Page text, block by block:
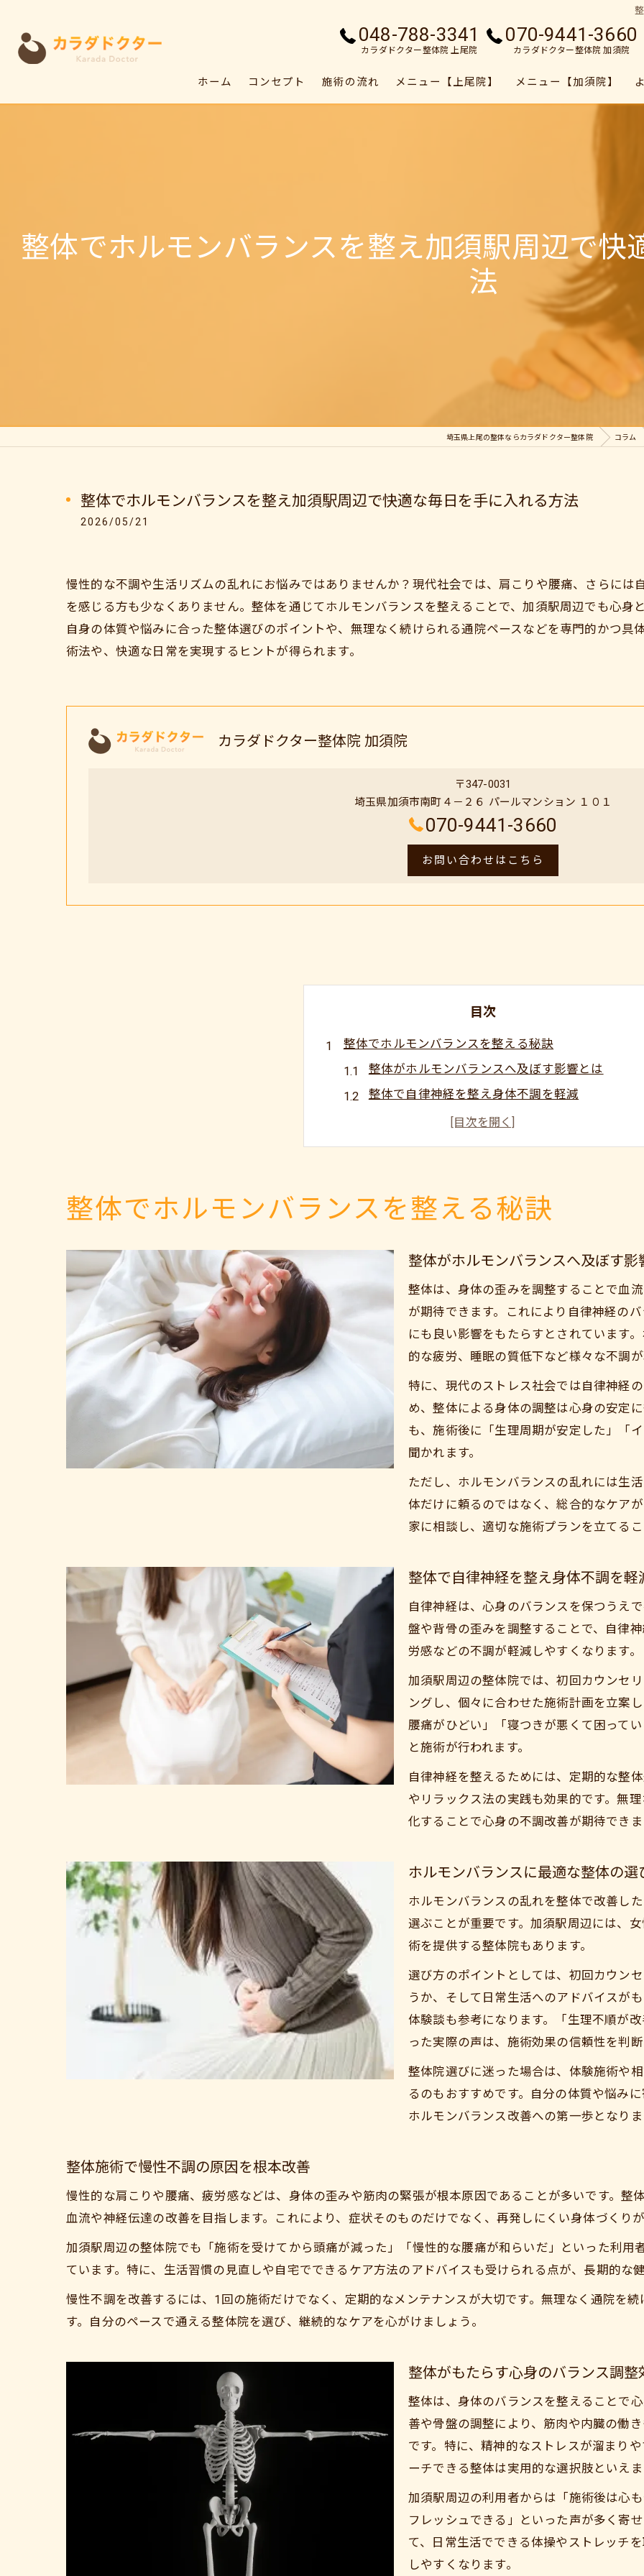
048-788-3341
カラダドクター整体院 上尾院
070-9441-3660
カラダドクター整体院 加須院
ホーム コンセプト 施術の流れ メニュー【上尾院】 メニュー【加須院】
整体でホルモンバランスを整え加須駅周辺で快
法
埼玉県上尾の整体ならカラダドクター整体院 コラム
整体でホルモンバランスを整え加須駅周辺で快適な毎日を手に入れる方法
2026/05/21
慢性的な不調や生活リズムの乱れにお悩みではありませんか？現代社会では、肩こりや腰痛、さらには
を感じる方も少なくありません。整体を通じてホルモンバランスを整えることで、加須駅周辺でも心身
自身の体質や悩みに合った整体選びのポイントや、無理なく続けられる通院ペースなどを専門的かつ具
術法や、快適な日常を実現するヒントが得られます。
カラダドクター整体院 加須院
〒347-0031
埼玉県加須市南町４－２６ パールマンション １０１
070-9441-3660
お問い合わせはこちら
目次
整体でホルモンバランスを整える秘訣
整体がホルモンバランスへ及ぼす影響とは
整体で自律神経を整え身体不調を軽減
ホルモンバランスに最適な整体の選び方
整体施術で慢性不調の原因を根本改善
加須駅周辺で整体を受けるメリットとは
加須駅近くの整体が選ばれる理由を解説
アクセス便利な整体で継続しやすい通院
整体選びで重視したい安心感と信頼性
整体を通じた生活の質向上の秘訣とは
整体で心身メンテナンスを続けるコツ
月1回でも実感できる整体の効果とは
整体定期ケアが長く続く理由を紹介
整体通院を無理なく続けるための工夫
生活習慣から見直す整体と不調改善のコツ
整体と組み合わせるべき生活習慣改善法
整体による姿勢改善が不調に与える影響
整体で日常の疲労をリセットする方法
整体師が勧める毎日のケアポイント
ホルモンバランス乱れが気になる方へ整体のすすめ
整体でホルモンバランスを整える理由
整体施術が心身の変化に与えるメリット
整体ケアでホルモン乱れの対策を始める
整体の視点から見る身体の不調サイン
整体で自律神経を整え毎日を快適に過ごす
無理なく続く整体選びで快適な日常を手に入れる
整体を無理なく続けるための選び方ポイント
整体選びで重視すべき施術内容と安心感
整体施術で快適な毎日を維持する秘訣
整体体験から得られる持続的な効果と満足感
カラダドクター整体院 加須院
整体でホルモンバランスを整える秘訣
整体がホルモンバランスへ及ぼす影
整体は、身体の歪みを調整することで血
が期待できます。これにより自律神経の
にも良い影響をもたらすとされています
的な疲労、睡眠の質低下など様々な不調
特に、現代のストレス社会では自律神経
め、整体による身体の調整は心身の安定
も、施術後に「生理周期が安定した」「
聞かれます。
ただし、ホルモンバランスの乱れには生
体だけに頼るのではなく、総合的なケア
家に相談し、適切な施術プランを立てる
整体で自律神経を整え身体不調を軽
自律神経は、心身のバランスを保つうえ
盤や背骨の歪みを調整することで、自律
労感などの不調が軽減しやすくなります。
加須駅周辺の整体院では、初回カウンセ
ングし、個々に合わせた施術計画を立案
腰痛がひどい」「寝つきが悪くて困って
と施術が行われます。
自律神経を整えるためには、定期的な整
やリラックス法の実践も効果的です。無
化することで心身の不調改善が期待でき
ホルモンバランスに最適な整体の選
ホルモンバランスの乱れを整体で改善し
選ぶことが重要です。加須駅周辺には、
術を提供する整体院もあります。
選び方のポイントとしては、初回カウン
うか、そして日常生活へのアドバイスが
体験談も参考になります。「生理不順が
った実際の声は、施術効果の信頼性を判
整体院選びに迷った場合は、体験施術や
るのもおすすめです。自分の体質や悩み
ホルモンバランス改善への第一歩となり
整体施術で慢性不調の原因を根本改善
慢性的な肩こりや腰痛、疲労感などは、身体の歪みや筋肉の緊張が根本原因であることが多いです。整
血流や神経伝達の改善を目指します。これにより、症状そのものだけでなく、再発しにくい身体づくり
加須駅周辺の整体院でも「施術を受けてから頭痛が減った」「慢性的な腰痛が和らいだ」といった利用
ています。特に、生活習慣の見直しや自宅でできるケア方法のアドバイスも受けられる点が、長期的な
慢性不調を改善するには、1回の施術だけでなく、定期的なメンテナンスが大切です。無理なく通院を
す。自分のペースで通える整体院を選び、継続的なケアを心がけましょう。
整体がもたらす心身のバランス調整
整体は、身体のバランスを整えることで
善や骨盤の調整により、筋肉や内臓の働
です。特に、精神的なストレスが溜まり
ーチできる整体は実用的な選択肢といえ
加須駅周辺の利用者からは「施術後は心
フレッシュできる」といった声が多く寄
て、日常生活でできる体操やストレッチ
しやすくなります。
ご予約はこちら